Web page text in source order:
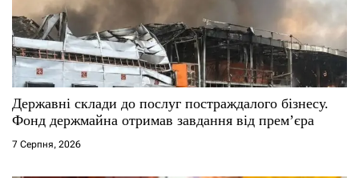
Державні склади до послуг постраждалого бізнесу.
Фонд держмайна отримав завдання від прем’єра
7 Серпня, 2026